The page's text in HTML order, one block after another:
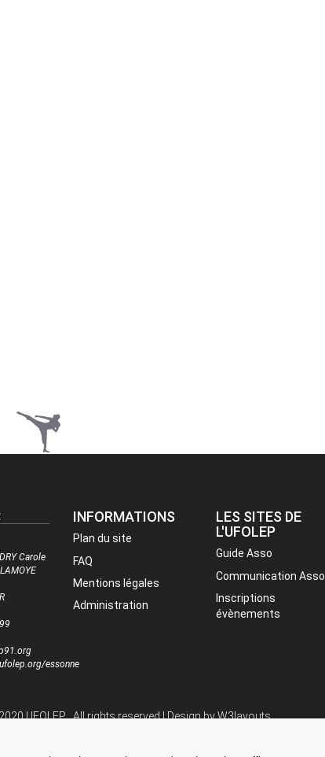
Carole
essonne
INFORMATIONS
Plan du site
FAQ
Mentions légales
Administration
LES SITES DE
L'UFOLEP
Guide Asso
Communication Asso
Inscriptions
évènements
UFOLEP . All rights reserved | Design byW3layouts.